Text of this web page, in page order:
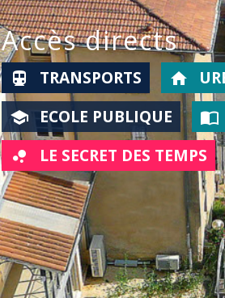
Accès directs
directions_subway TRANSPORTS home
school ECOLE PUBLIQUE import_contacts
bubble_chart LE SECRET DES TEMPS